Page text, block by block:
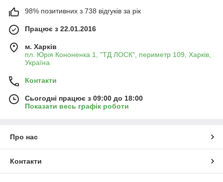
98% позитивних з 738 відгуків за рік
Працює з 22.01.2016
м. Харків
пл. Юрія Кононенка 1, "ТД ЛОСК", периметр 109, Харків,
Україна
Контакти
Сьогодні працює з 09:00 до 18:00
Показати весь графік роботи
Про нас
Контакти